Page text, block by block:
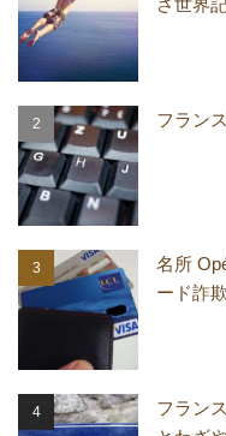
さ世界
フラン
名所
ード詐
フラン